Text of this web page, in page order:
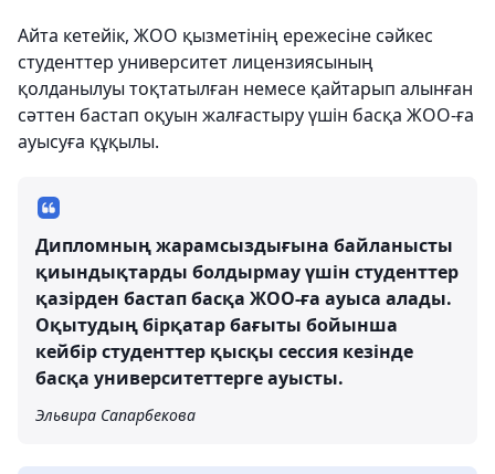
Айта кетейік, ЖОО қызметінің ережесіне сәйкес
студенттер университет лицензиясының
қолданылуы тоқтатылған немесе қайтарып алынған
сәттен бастап оқуын жалғастыру үшін басқа ЖОО-ға
ауысуға құқылы.
Дипломның жарамсыздығына байланысты
қиындықтарды болдырмау үшін студенттер
қазірден бастап басқа ЖОО-ға ауыса алады.
Оқытудың бірқатар бағыты бойынша
кейбір студенттер қысқы сессия кезінде
басқа университеттерге ауысты.
Эльвира Сапарбекова